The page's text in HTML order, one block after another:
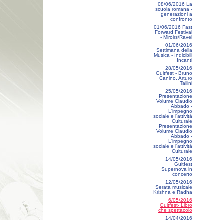
08/06/2016 La
scuola romana -
generazioni a
confronto
01/06/2016 Fast
Forward Festival
- Miroirs/Ravel
01/06/2016
Settimana della
Musica - Indicibili
Incanti
28/05/2016
Guitfest - Bruno
Canino, Arturo
Tallini
25/05/2016
Presentazione
Volume Claudio
Abbado -
L'impegno
sociale e l'attività
Culturale
Presentazione
Volume Claudio
Abbado -
L'impegno
sociale e l'attività
Culturale
14/05/2016
Guitfest
Supernova in
concerto
12/05/2016
Serata musicale
Krishna e Radha
6/05/2016
Guitfest- Libro
che spettacolo
14/04/2016